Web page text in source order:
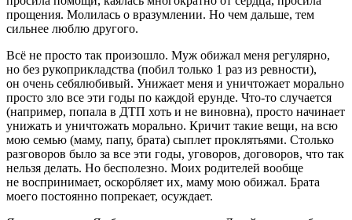
прощения. Молилась о вразумлении. Но чем дальше, тем
сильнее люблю другого.
Всё не просто так произошло. Муж обижал меня регулярно,
но без рукоприкладства (побил только 1 раз из ревности),
он очень себялюбивый. Унижает меня и уничтожает морально
просто зло все эти годы по каждой ерунде. Что-то случается
(например, попала в ДТП хоть и не виновна), просто начинает
унижать и уничтожать морально. Кричит такие вещи, на всю
мою семью (маму, папу, брата) сыплет проклятьями. Столько
разговоров было за все эти годы, уговоров, договоров, что так
нельзя делать. Но бесполезно. Моих родителей вообще
не воспринимает, оскорбляет их, маму мою обижал. Брата
моего постоянно попрекает, осуждает.